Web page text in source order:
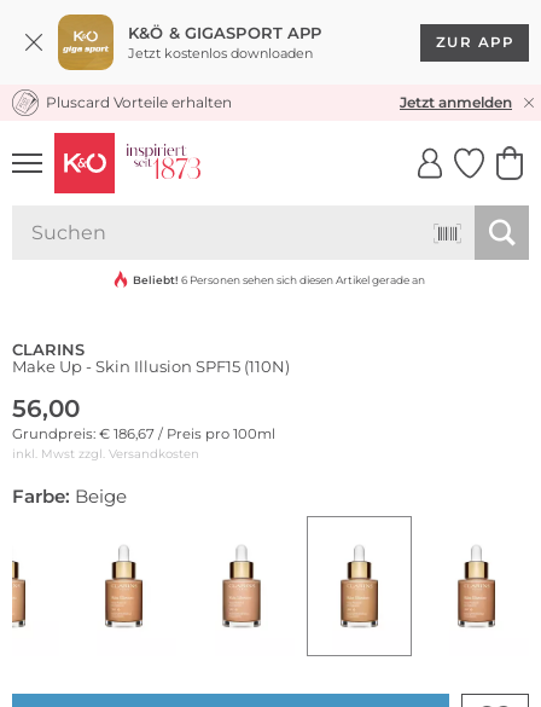
K&Ö & GIGASPORT APP
Jetzt kostenlos downloaden
ZUR APP
KOSTENLOSER VERSAND* & RÜCKVERSAND
Pluscard Vorteile erhalten Jetzt anmelden
UNSERE APP
CLICK &
Beliebt! 6 Personen sehen sich diesen Artikel gerade an
CLARINS
Make Up - Skin Illusion SPF15 (110N)
56,00
Grundpreis: € 186,67 / Preis pro 100ml
inkl. Mwst zzgl. Versandkosten
Farbe: Beige